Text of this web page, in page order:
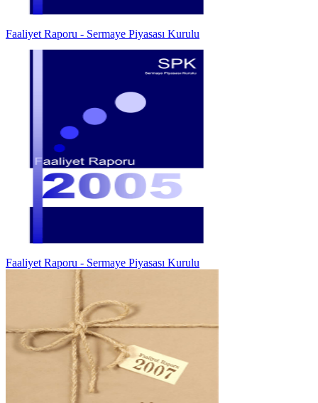
Faaliyet Raporu - Sermaye Piyasası Kurulu
Faaliyet Raporu - Sermaye Piyasası Kurulu